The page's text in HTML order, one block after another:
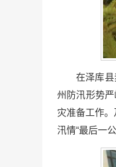
在泽库
州防汛形势
灾准备工作
汛情“最后一